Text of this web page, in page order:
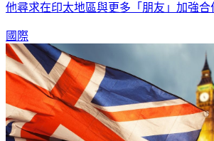
他尋求在印太地區與更多「朋友」加強合
國際